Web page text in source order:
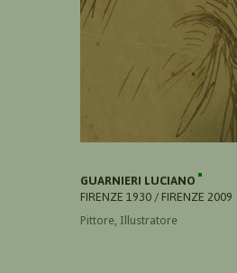
GUARNIERI LUCIANO
FIRENZE 1930 / FIRENZE 2009
Pittore, Illustratore